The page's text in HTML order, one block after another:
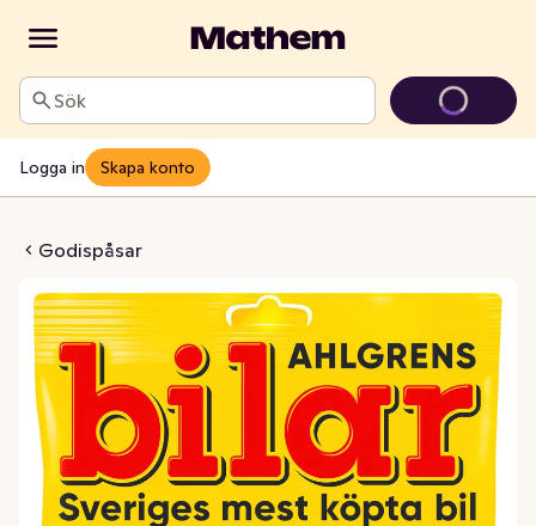
Sök
Logga in Skapa konto
Godispåsar
Sursockrade